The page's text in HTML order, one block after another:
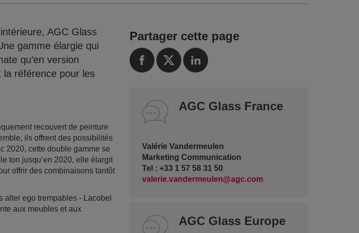
AGC Glass
gamme élargie qui
qu’en version
la référence pour les
recouvert de peinture
ils offrent des possibilités
2020, cette double gamme se
ton jusqu’en 2020, elle élargit
offrir des combinaisons tantôt
ego trempables - Lacobel
aux meubles et aux
Partager cette page
AGC Glass France
Valérie Vandermeulen
Marketing Communication
Tel : +33 1 57 58 31 50
valerie.vandermeulen@agc.com
AGC Glass Europe